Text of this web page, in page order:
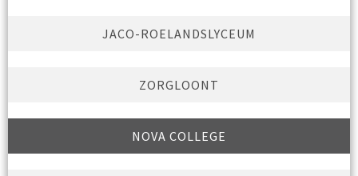
JACO-ROELANDSLYCEUM
ZORGLOONT
NOVA COLLEGE